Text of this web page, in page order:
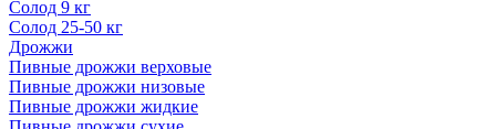
Солод 9 кг
Солод 25-50 кг
Дрожжи
Пивные дрожжи верховые
Пивные дрожжи низовые
Пивные дрожжи жидкие